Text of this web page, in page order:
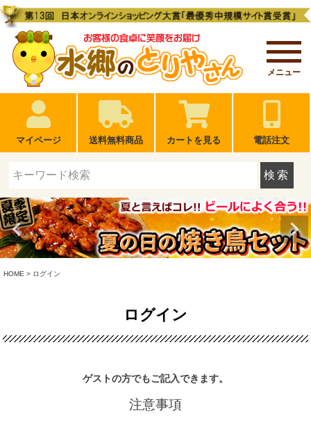
メニュー
マイページ 送料無料商品 カートを見る 電話注文
検索
HOME ログイン
ログイン
ゲストの方でもご記入できます。
注意事項